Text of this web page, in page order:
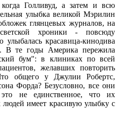
Голливуд, а затем и всю
улыбка великой Мэрилин
глянцевых журналов, на
хроники - повсюду
улыбалась красавица-кинодива
В те годы Америка пережила
бум": в клиниках по всей
желавших повторить
общего у Джулии Робертс,
Форда? Безусловно, все они
не единственное, что их
имеет красивую улыбку с